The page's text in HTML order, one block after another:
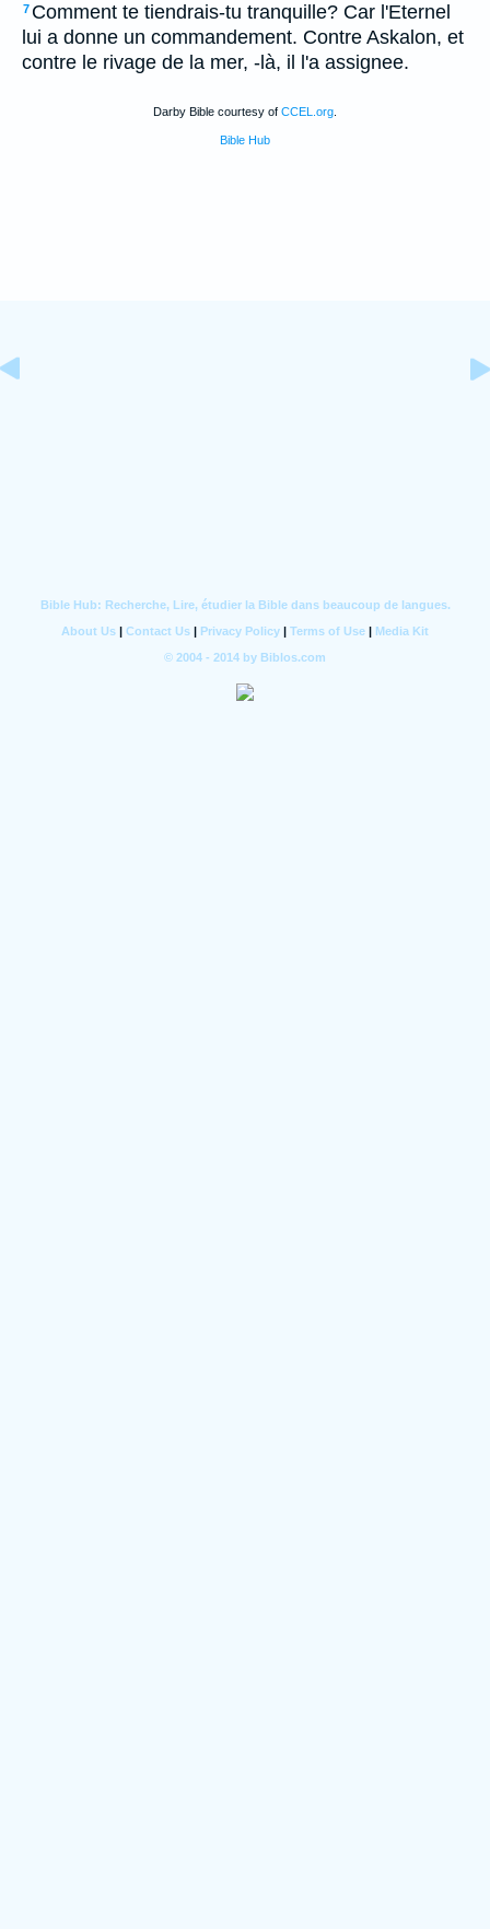
7 Comment te tiendrais-tu tranquille? Car l'Eternel
lui a donne un commandement. Contre Askalon, et
contre le rivage de la mer, -là, il l'a assignee.
Darby Bible courtesy of CCEL.org
Bible Hub